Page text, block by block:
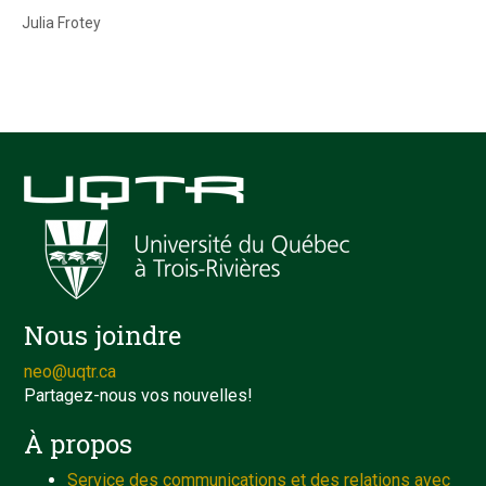
Julia Frotey
Nous joindre
neo@uqtr.ca
Partagez-nous vos nouvelles!
À propos
Service des communications et des relations avec